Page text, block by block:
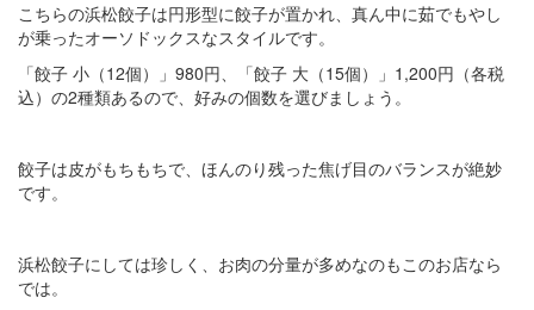
こちらの浜松餃子は円形型に餃子が置かれ、真ん中に茹でもやし
が乗ったオーソドックスなスタイルです。
「餃子 小（12個）」980円、「餃子 大（15個）」1,200円（各税
込）の2種類あるので、好みの個数を選びましょう。
餃子は皮がもちもちで、ほんのり残った焦げ目のバランスが絶妙
です。
浜松餃子にしては珍しく、お肉の分量が多めなのもこのお店なら
では。